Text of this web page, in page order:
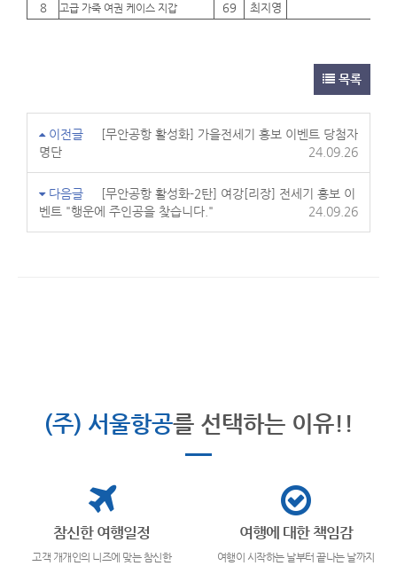
8
고급 가죽 여권 케이스 지갑 69 최지영
목록
이전글
[무안공항 활성화] 가을전세기 홍보 이벤트 당첨자
명단
24.09.26
다음글
[무안공항 활성화-2탄] 여강[리장] 전세기 홍보 이
벤트 "행운에 주인공을 찾습니다."
24.09.26
(주) 서울항공를 선택하는 이유!!
참신한 여행일정
고객 개개인의 니즈에 맞는 참신한
여행에 대한 책임감
여행이 시작하는 날부터 끝나는 날까지